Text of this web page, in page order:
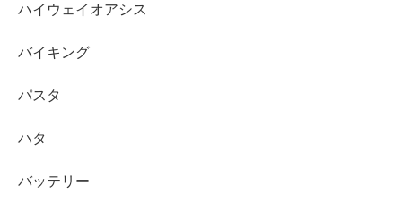
ハイウェイオアシス
バイキング
パスタ
ハタ
バッテリー